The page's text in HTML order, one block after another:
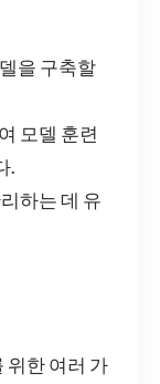
을 구축할
모델 훈련
.
하는 데 유
위한 여러 가